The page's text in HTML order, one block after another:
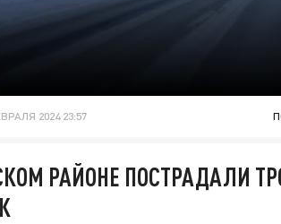
2024 23:57
РАЙОНЕ ПОСТРАДАЛИ